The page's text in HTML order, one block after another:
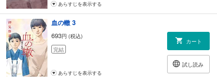
あらすじを表示する
血の轍 3
693円 (税込)
完結
カート
試し読み
あらすじを表示する